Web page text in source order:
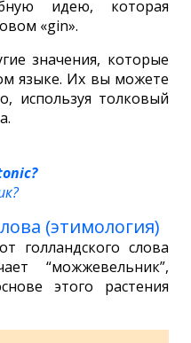
идею, которая
«gin».
значения, которые
языке. Их вы можете
используя толковый
(этимология)
голландского слова
“можжевельник”,
этого растения